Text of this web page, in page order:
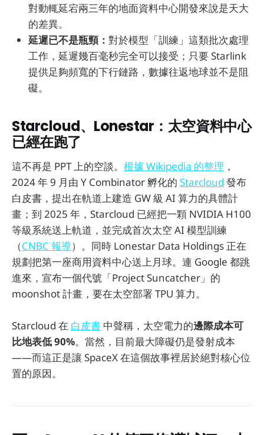
對動輒延宕兩三年的地面資料中心開發來說是天大
的差異。
延遲已不是瓶頸： 對於模型「訓練」這類批次處理
工作，延遲幾百毫秒完全可以接受；只要 Starlink
提供足夠頻寬的下行鏈路，數據往返地球並不是阻
礙。
Starcloud、Lonestar：太空資料中心
已經在跑了
這不再是 PPT 上的空談。 根據 Wikipedia 的整理 ，
2024 年 9 月由 Y Combinator 孵化的 Starcloud 發布
白皮書，提出在軌道上建造 GW 級 AI 算力的具體計
畫；到 2025 年，Starcloud 已經把一顆 NVIDIA H100
等級系統送上軌道，並完成首次太空 AI 模型訓練
（CNBC 報導）。同時 Lonestar Data Holdings 正在
規劃把第一座商用資料中心送上月球。連 Google 都跳
進來，宣布一個代號「Project Suncatcher」的
moonshot 計畫，要在太空部署 TPU 算力。
Starcloud 在 白皮書 中聲稱，太空電力的邊際成本可
比地表低 90%。當然，目前最大障礙仍是發射成本
——而這正是讓 SpaceX 在這個故事裡居於絕對核心位
置的原因。